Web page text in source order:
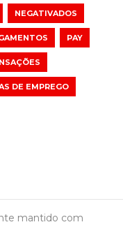
NEGATIVADOS
PAY
DE EMPREGO
mantido com